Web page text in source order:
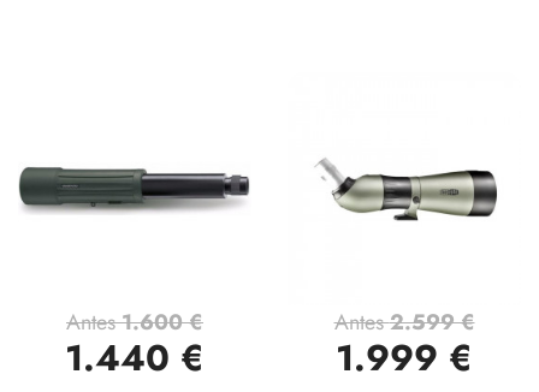
Antes1.600 €
1.440 €
Antes2.599 €
1.999 €